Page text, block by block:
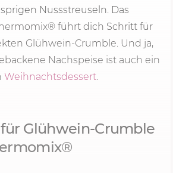
Nussstreuseln. Das
führt dich Schritt für
Glühwein-Crumble. Und ja,
Nachspeise ist auch ein
Weihnachtsdessert.
für Glühwein-Crumble